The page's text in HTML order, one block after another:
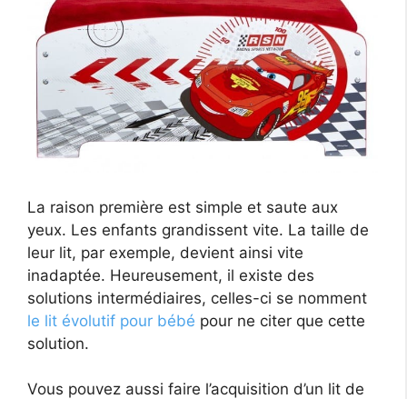
La raison première est simple et saute aux
yeux. Les enfants grandissent vite. La taille de
leur lit, par exemple, devient ainsi vite
inadaptée. Heureusement, il existe des
solutions intermédiaires, celles-ci se nomment
le lit évolutif pour bébé pour ne citer que cette
solution.
Vous pouvez aussi faire l’acquisition d’un lit de